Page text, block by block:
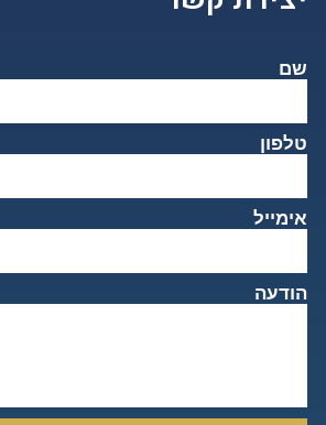
שם
טלפון
אימייל
הודעה